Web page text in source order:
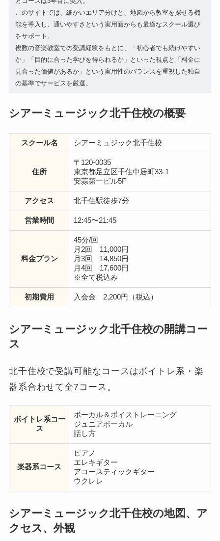
このサイトでは、細かいエリア分けと、地図から教室を探せる機
能を導入し、通いやすさという実用面からも最適なスクール選び
をサポート。
複数の音楽教室での受講経験をもとに、「初心者でも続けやすい
か」「目的に合った学びを得られるか」といった視点と「料金に
見合った価値があるか」という実用性のバランスを重視した独自
の基準でサービスを厳選。
シアーミュージック北千住校の概要
スクール名 シアーミュジック北千住校
住所
〒120-0035
東京都足立区千住中居町33-1
安蒜第一ビル5F
アクセス 北千住駅徒歩7分
営業時間 12:45〜21:45
料金プラン
45分/回
月2回 11,000円
月3回 14,850円
月4回 17,600円
※全て税込み
初期費用 入会金 2,200円（税込）
シアーミュージック北千住校の開講コー
ス
北千住校で受講可能なコースはボイトレ系・楽
器系合わせて全7コース。
ボイトレ系コー
ス
ボーカル＆ボイストレーニング
ジュニアボーカル
話し方
楽器系コース
ピアノ
エレキギター
アコースティックギター
ウクレレ
シアーミュージック北千住校の地図、ア
クセス、外観